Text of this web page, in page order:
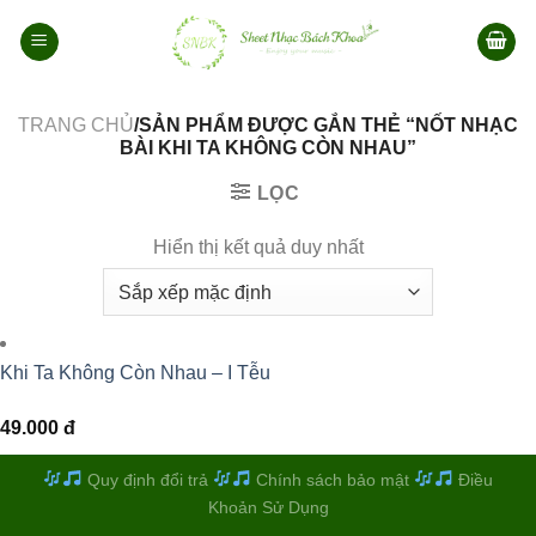
qua
TRANG CHỦ/SẢN PHẨM ĐƯỢC GẮN THẺ “NỐT NHẠC
BÀI KHI TA KHÔNG CÒN NHAU”
LỌC
Hiển thị kết quả duy nhất
Khi Ta Không Còn Nhau – I Tễu
49.000 đ
Quy định đổi trả Chính sách bảo mật
Điều
Khoản Sử Dụng